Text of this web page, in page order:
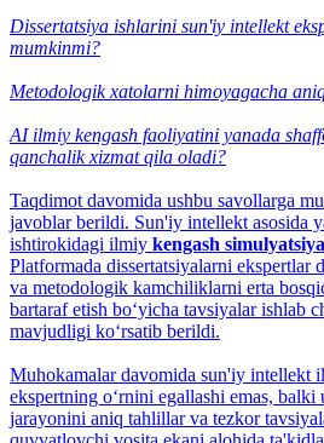
Dissertatsiya ishlarini sun'iy intellekt
mumkinmi?
Metodologik xatolarni himoyagacha
AI ilmiy kengash faoliyatini yanada
qanchalik xizmat qila oladi?
Taqdimot davomida ushbu savollarga
javoblar berildi. Sun'iy intellekt asosida
ishtirokidagi ilmiy kengash
Platformada dissertatsiyalarni
va metodologik kamchiliklarni erta
bartaraf etish bo‘yicha tavsiyalar ishlab
mavjudligi ko‘rsatib berildi.
Muhokamalar davomida sun'iy intellekt
ekspertning o‘rnini egallashi emas,
jarayonini aniq tahlillar va tezkor